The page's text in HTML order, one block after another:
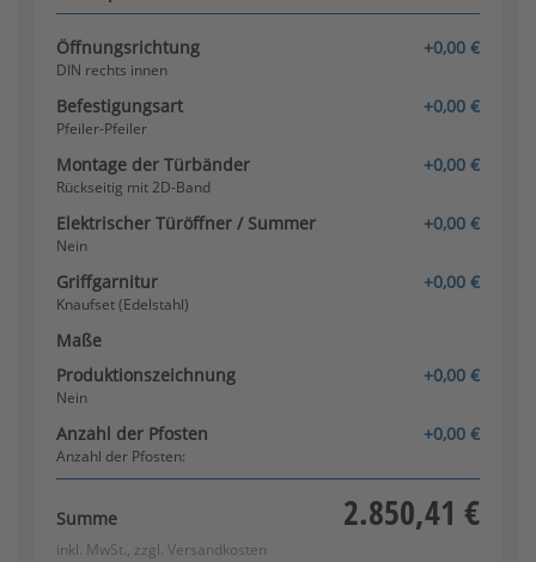
Knaufset (Edelstahl) - innen
Öffnungsrichtung +0,00 €
DIN rechts innen
Befestigungsart +0,00 €
Pfeiler-Pfeiler
Montage der Türbänder +0,00 €
Rückseitig mit 2D-Band
Elektrischer Türöffner / Summer +0,00 €
Nein
Griffgarnitur +0,00 €
Knaufset (Edelstahl)
Maße
Produktionszeichnung
+0,00 €
Nein
Anzahl der Pfosten +0,00 €
Anzahl der Pfosten:
Summe 2.850,41 €
inkl. MwSt., zzgl. Versandkosten